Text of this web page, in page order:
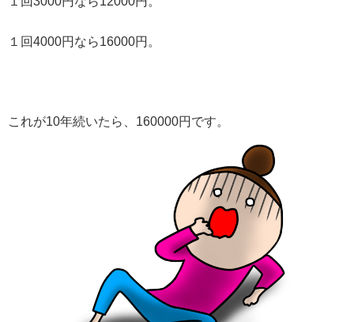
１回4000円なら16000円。
これが10年続いたら、160000円です。